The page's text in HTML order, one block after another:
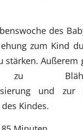
des
zum Kind
stärken.
und zur
Kindes.